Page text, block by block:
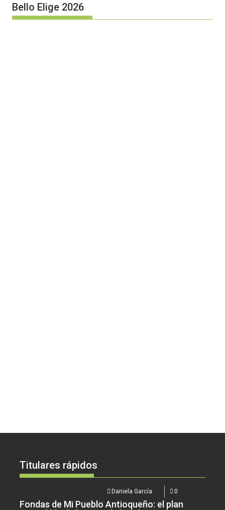
Bello Elige 2026
Titulares rápidos
Daniela García 0
Fondas de Mi Pueblo Antioqueño: el plan